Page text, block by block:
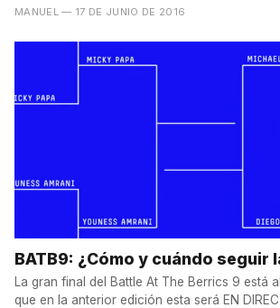
MANUEL — 17 DE JUNIO DE 2016
BATB9: ¿Cómo y cuándo seguir
La gran final del Battle At The Berrics 9 está
que en la anterior edición esta será EN